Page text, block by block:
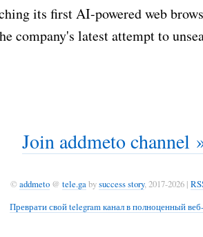
its first AI-powered web
company's latest attempt to
Join addmeto channel
©addmeto@ tele.gabysuccess story, 2017-2026 |
Преврати свой telegram канал в полноценный